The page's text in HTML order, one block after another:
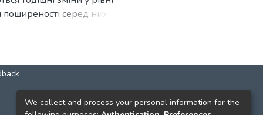
поширеності серед них
творчої спадщини.
КОНТАКТИ
We collect and process your personal information for the